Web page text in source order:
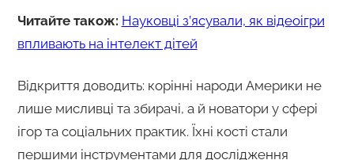
Читайте також: Науковці з’ясували, як відеоігри
впливають на інтелект дітей
Відкриття доводить: корінні народи Америки не
лише мисливці та збирачі, а й новатори у сфері
ігор та соціальних практик. Їхні кості стали
першими інструментами для дослідження